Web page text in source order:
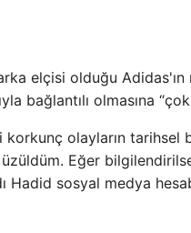
elçisi olduğu Adidas'ın
bağlantılı olmasına “çok
olayların tarihsel
üzüldüm. Eğer
Hadid sosyal medya